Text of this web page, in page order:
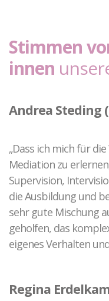
Ablauf der
Stimmen
innen
Andrea Steding
„Dass ich mich für
Mediation zu
Supervision,
die Ausbildung und
sehr gute Mischung
geholfen, das
eigenes Verhalten
Regina